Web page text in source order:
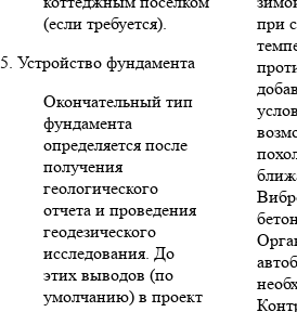
(если требуется).
5. Устройство фундамента
Окончательный тип
фундамента
определяется после
получения
геологического
отчета и проведения
геодезического
исследования. До
этих выводов (по
умолчанию) в проект
при